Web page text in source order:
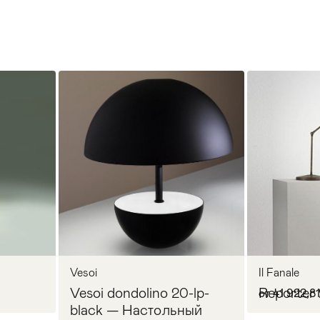
Vesoi
Vesoi dondolino 20-lp-
black — Настольный
Il Fanale
Reporter
от 41